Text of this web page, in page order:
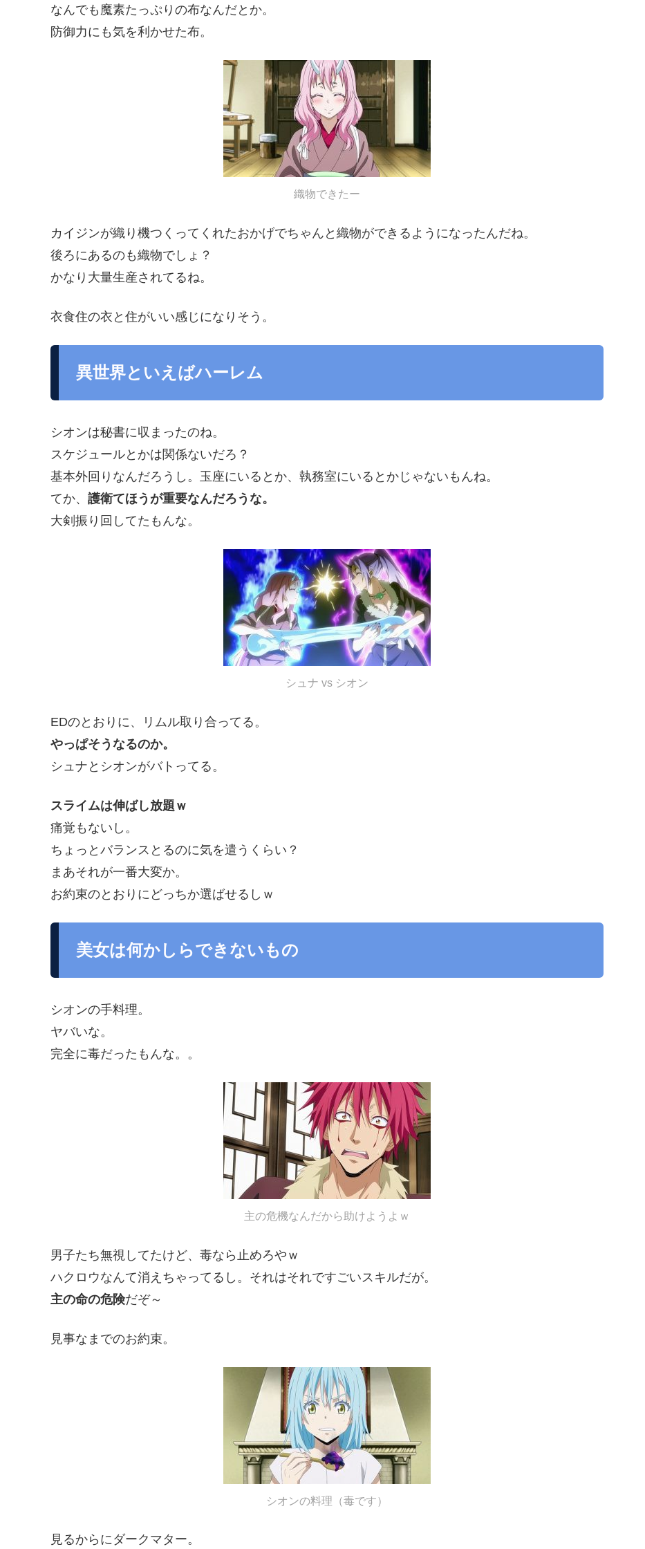
なんでも魔素たっぷりの布なんだとか。
防御力にも気を利かせた布。
織物できたー
カイジンが織り機つくってくれたおかげでちゃんと織物ができるようになったんだね。
後ろにあるのも織物でしょ？
かなり大量生産されてるね。
衣食住の衣と住がいい感じになりそう。
異世界といえばハーレム
シオンは秘書に収まったのね。
スケジュールとかは関係ないだろ？
基本外回りなんだろうし。玉座にいるとか、執務室にいるとかじゃないもんね。
てか、 護衛てほうが重要なんだろうな。
大剣振り回してたもんな。
シュナ vs シオン
EDのとおりに、リムル取り合ってる。
やっぱそうなるのか。
シュナとシオンがバトってる。
スライムは伸ばし放題ｗ
痛覚もないし。
ちょっとバランスとるのに気を遣うくらい？
まあそれが一番大変か。
お約束のとおりにどっちか選ばせるしｗ
美女は何かしらできないもの
シオンの手料理。
ヤバいな。
完全に毒だったもんな。。
主の危機なんだから助けようよｗ
男子たち無視してたけど、毒なら止めろやｗ
ハクロウなんて消えちゃってるし。それはそれですごいスキルだが。
主の命の危険だぞ～
見事なまでのお約束。
シオンの料理（毒です）
見るからにダークマター。